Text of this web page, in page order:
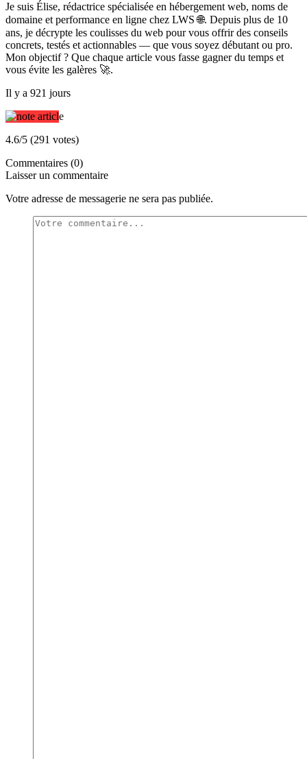
Je suis Élise, rédactrice spécialisée en hébergement web, noms de
domaine et performance en ligne chez LWS 🌐. Depuis plus de 10
ans, je décrypte les coulisses du web pour vous offrir des conseils
concrets, testés et actionnables — que vous soyez débutant ou pro.
Mon objectif ? Que chaque article vous fasse gagner du temps et
vous évite les galères 🚀.
Il y a 921 jours
4.6/5 (291 votes)
Commentaires (0)
Laisser un commentaire
Votre adresse de messagerie ne sera pas publiée.